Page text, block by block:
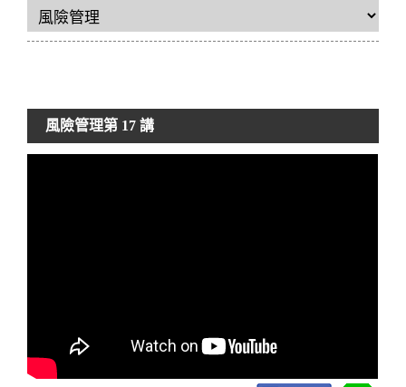
風險管理第 17 講